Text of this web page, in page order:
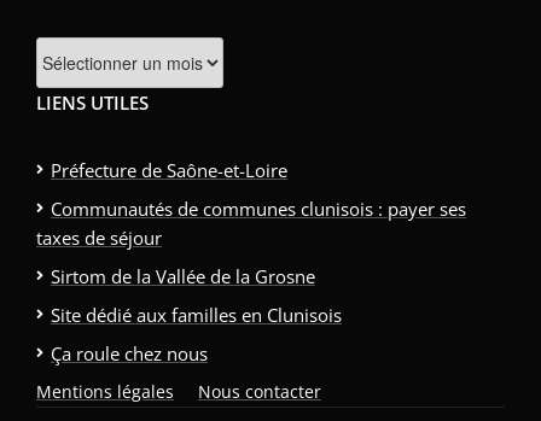
Archives
LIENS UTILES
Préfecture de Saône-et-Loire
Communautés de communes clunisois : payer ses
taxes de séjour
Sirtom de la Vallée de la Grosne
Site dédié aux familles en Clunisois
Ça roule chez nous
Mentions légales Nous contacter